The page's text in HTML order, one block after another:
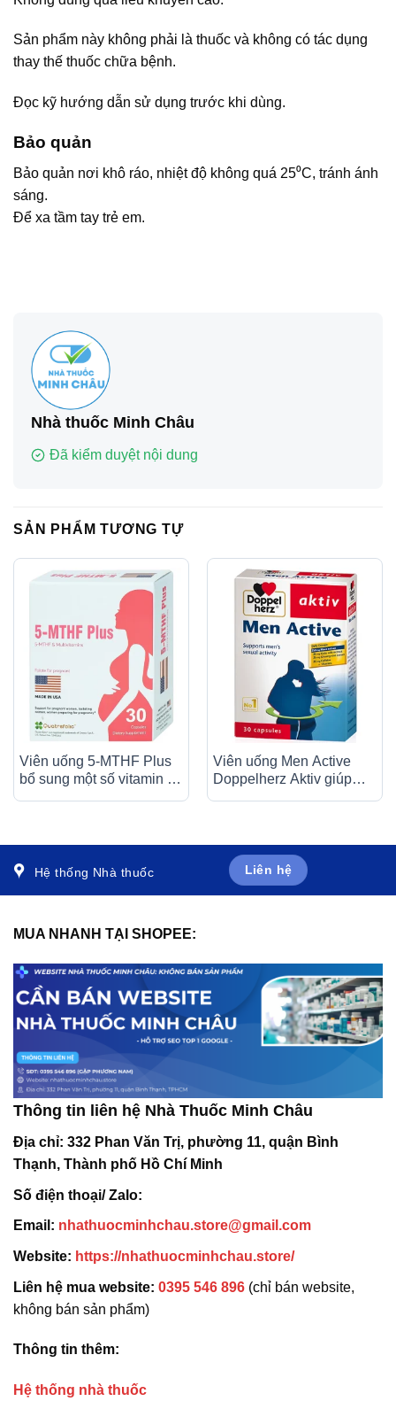
Sản phẩm này không phải là thuốc và không có tác dụng
thay thế thuốc chữa bệnh.
Đọc kỹ hướng dẫn sử dụng trước khi dùng.
Bảo quản
Bảo quản nơi khô ráo, nhiệt độ không quá 25⁰C, tránh ánh
sáng.
Để xa tầm tay trẻ em.
Nhà thuốc Minh Châu
Đã kiểm duyệt nội dung
SẢN PHẨM TƯƠNG TỰ
Viên uống 5-MTHF Plus
bổ sung một số vitamin và
Viên uống Men Active
Doppelherz Aktiv giúp
Hệ thống Nhà thuốc Liên hệ
MUA NHANH TẠI SHOPEE:
Thông tin liên hệ Nhà Thuốc Minh Châu
Địa chỉ: 332 Phan Văn Trị, phường 11, quận Bình
Thạnh, Thành phố Hồ Chí Minh
Số điện thoại/ Zalo:
Email: nhathuocminhchau.store@gmail.com
Website: https://nhathuocminhchau.store/
Liên hệ mua website: 0395 546 896 (chỉ bán website,
không bán sản phẩm)
Thông tin thêm:
Hệ thống nhà thuốc